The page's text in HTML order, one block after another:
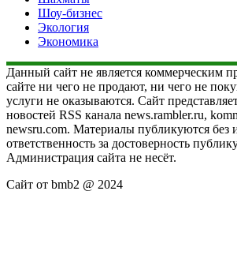
Шоу-бизнес
Экология
Экономика
Данный сайт не является коммерческим
сайте ни чего не продают, ни чего не
услуги не оказываются. Сайт
новостей RSS канала news.rambler.ru,
newsru.com. Материалы публикуются без
ответственность за достоверность
Администрация сайта не несёт.
Сайт от bmb2 @ 2024